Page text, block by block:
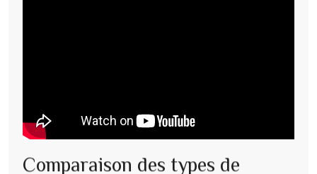
Comparaison des types de